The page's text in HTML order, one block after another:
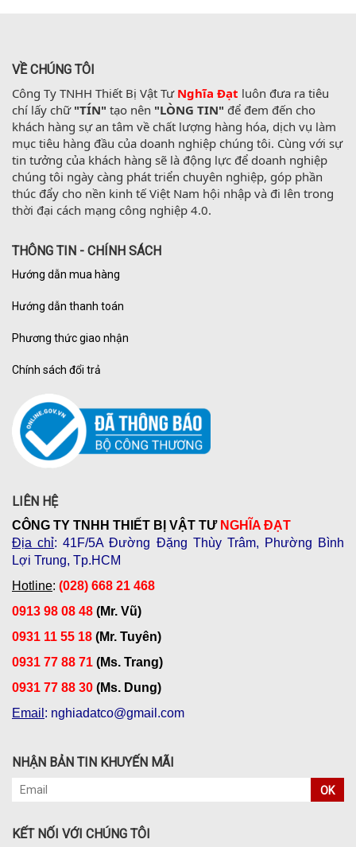
VỀ CHÚNG TÔI
Công Ty TNHH Thiết Bị Vật Tư Nghĩa Đạt luôn đưa ra tiêu
chí lấy chữ "TÍN" tạo nên "LÒNG TIN" để đem đến cho
khách hàng sự an tâm về chất lượng hàng hóa, dịch vụ làm
mục tiêu hàng đầu của doanh nghiệp chúng tôi. Cùng với sự
tin tưởng của khách hàng sẽ là động lực để doanh nghiệp
chúng tôi ngày càng phát triển chuyên nghiệp, góp phần
thúc đẩy cho nền kinh tế Việt Nam hội nhập và đi lên trong
thời đại cách mạng công nghiệp 4.0.
THÔNG TIN - CHÍNH SÁCH
Hướng dẫn mua hàng
Hướng dẫn thanh toán
Phương thức giao nhận
Chính sách đổi trả
LIÊN HỆ
CÔNG TY TNHH THIẾT BỊ VẬT TƯ NGHĨA ĐẠT
Địa chỉ: 41F/5A Đường Đặng Thùy Trâm, Phường Bình
Lợi Trung, Tp.HCM
Hotline: (028) 668 21 468
0913 98 08 48 (Mr. Vũ)
0931 11 55 18 (Mr. Tuyên)
0931 77 88 71 (Ms. Trang)
0931 77 88 30 (Ms. Dung)
Email : nghiadatco@gmail.com
NHẬN BẢN TIN KHUYẾN MÃI
OK
KẾT NỐI VỚI CHÚNG TÔI